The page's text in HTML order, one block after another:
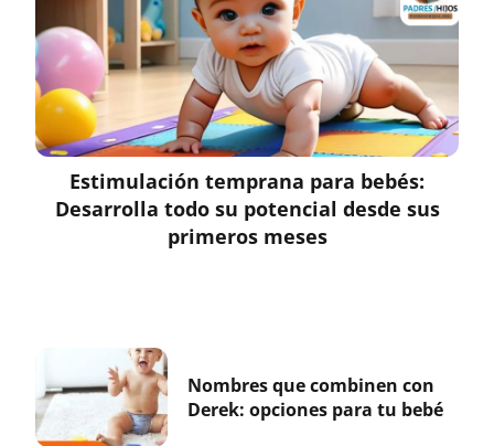
Estimulación temprana para bebés:
Desarrolla todo su potencial desde sus
primeros meses
Nombres que combinen con
Derek: opciones para tu bebé